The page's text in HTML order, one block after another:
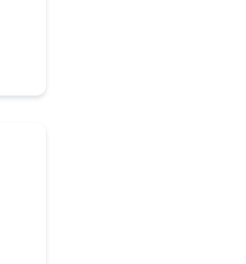
uit het Regionaal